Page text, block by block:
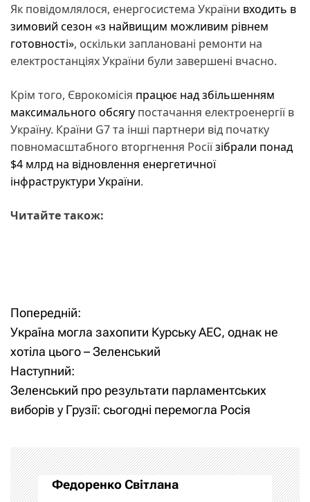
Як повідомлялося, енергосистема України входить в
зимовий сезон «з найвищим можливим рівнем
готовності», оскільки заплановані ремонти на
електростанціях України були завершені вчасно.
Крім того, Єврокомісія працює над збільшенням
максимального обсягу постачання електроенергії в
Україну. Країни G7 та інші партнери від початку
повномасштабного вторгнення Росіїзібрали понад
$4 млрд на відновлення енергетичної
інфраструктури України.
Читайте також:
Н
а
в
і
а
ц
Попередній:
Україна могла захопити Курську АЕС, однак не
хотіла цього – Зеленський
Наступний:
Зеленський про результати парламентських
виборів у Грузії: сьогодні перемогла Росія
Федоренко Світлана